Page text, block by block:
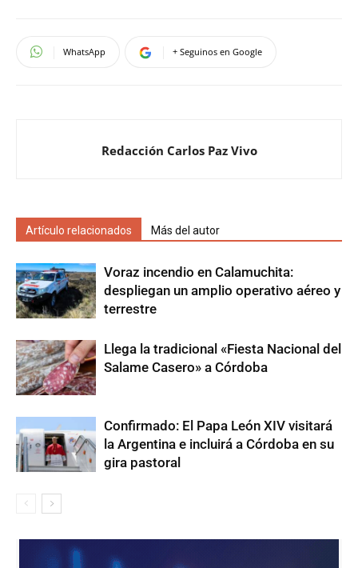
WhatsApp + Seguinos en Google
Redacción Carlos Paz Vivo
Artículo relacionados Más del autor
Voraz incendio en Calamuchita:
despliegan un amplio operativo aéreo y
terrestre
Llega la tradicional «Fiesta Nacional del
Salame Casero» a Córdoba
Confirmado: El Papa León XIV visitará
la Argentina e incluirá a Córdoba en su
gira pastoral